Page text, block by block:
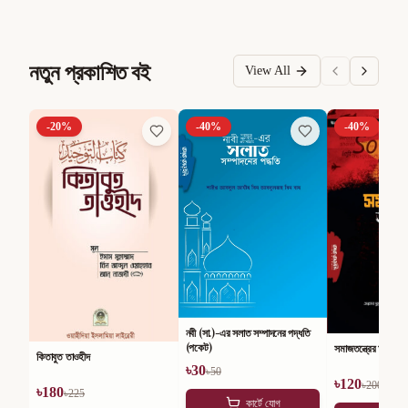
নতুন প্রকাশিত বই View All
-20%
কিতাবুত তাওহীদ
৳180৳225
-40%
নবী (সা.)-এর সলাত সম্পাদনের পদ্ধতি
(পকেট)
৳30৳50
কার্টে যোগ
-40%
সমাজতন্ত্রের অসারতা
৳120৳200